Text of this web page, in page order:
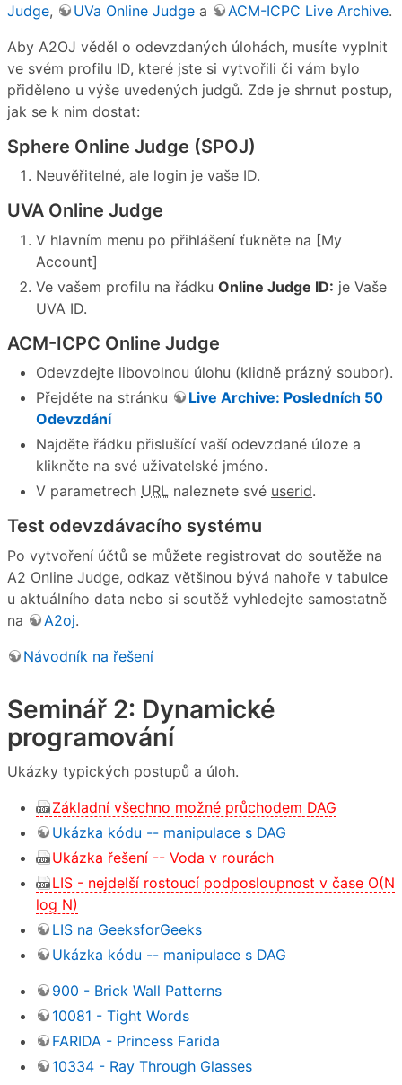
Judge, UVa Online Judge a ACM-ICPC Live Archive.
Aby A2OJ věděl o odevzdaných úlohách, musíte vyplnit
ve svém profilu ID, které jste si vytvořili či vám bylo
přiděleno u výše uvedených judgů. Zde je shrnut postup,
jak se k nim dostat:
Sphere Online Judge (SPOJ)
Neuvěřitelné, ale login je vaše ID.
UVA Online Judge
V hlavním menu po přihlášení ťukněte na [My
Account]
Ve vašem profilu na řádku Online Judge ID: je Vaše
UVA ID.
ACM-ICPC Online Judge
Odevzdejte libovolnou úlohu (klidně prázný soubor).
Přejděte na stránku
Live Archive: Posledních 50
Odevzdání
Najděte řádku přislušící vaší odevzdané úloze a
klikněte na své uživatelské jméno.
V parametrech URL naleznete své userid.
Test odevzdávacího systému
Po vytvoření účtů se můžete registrovat do soutěže na
A2 Online Judge, odkaz většinou bývá nahoře v tabulce
u aktuálního data nebo si soutěž vyhledejte samostatně
na
A2oj.
Návodník na řešení
Seminář 2: Dynamické
programování
Ukázky typických postupů a úloh.
Základní všechno možné průchodem DAG
Ukázka kódu -- manipulace s DAG
Ukázka řešení -- Voda v rourách
LIS - nejdelší rostoucí podposloupnost v čase O(N
log N)
LIS na GeeksforGeeks
Ukázka kódu -- manipulace s DAG
900 - Brick Wall Patterns
10081 - Tight Words
FARIDA - Princess Farida
10334 - Ray Through Glasses